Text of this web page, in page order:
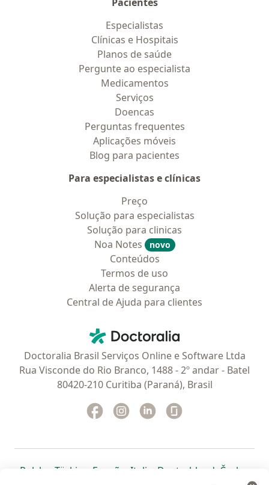
Especialistas
Clínicas e Hospitais
Planos de saúde
Pergunte ao especialista
Medicamentos
Serviços
Doencas
Perguntas frequentes
Aplicações móveis
Blog para pacientes
Para especialistas e clínicas
Preço
Solução para especialistas
Solução para clinicas
Noa Notes
novo
Conteúdos
Termos de uso
Alerta de segurança
Central de Ajuda para clientes
Doctoralia - Homepage
Doctoralia Brasil Serviços Online e Software Ltda
Rua Visconde do Rio Branco, 1488 - 2º andar - Batel
80420-210 Curitiba (Paraná), Brasil
Facebook
abre num novo separador
Instagram
abre num novo separador
Linkedin
abre num novo
Polska abre num novo separador
Türkiye abre num novo separador
España abre num novo separador
Italia abre num novo
Deutschlandabre num
Česko